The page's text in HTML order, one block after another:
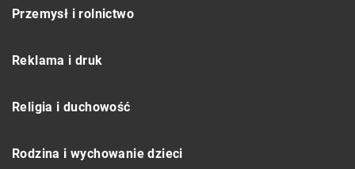
Przemysł i rolnictwo
Reklama i druk
Religia i duchowość
Rodzina i wychowanie dzieci